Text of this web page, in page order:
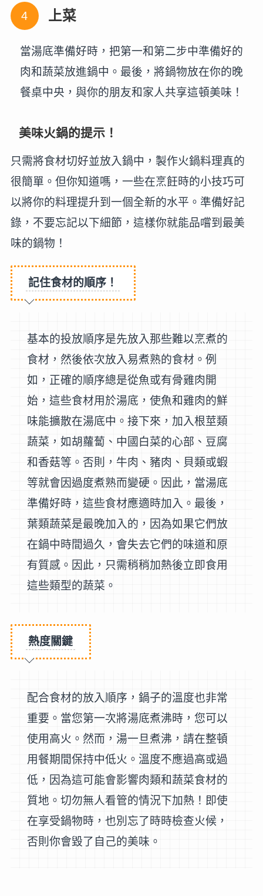
上菜
當湯底準備好時，把第一和第二步中準備好的
肉和蔬菜放進鍋中。最後，將鍋物放在你的晚
餐桌中央，與你的朋友和家人共享這頓美味！
美味火鍋的提示！
只需將食材切好並放入鍋中，製作火鍋料理真的
很簡單。但你知道嗎，一些在烹飪時的小技巧可
以將你的料理提升到一個全新的水平。準備好記
錄，不要忘記以下細節，這樣你就能品嚐到最美
味的鍋物！
記住食材的順序！
基本的投放順序是先放入那些難以烹煮的
食材，然後依次放入易煮熟的食材。例
如，正確的順序總是從魚或有骨雞肉開
始，這些食材用於湯底，使魚和雞肉的鮮
味能擴散在湯底中。接下來，加入根莖類
蔬菜，如胡蘿蔔、中國白菜的心部、豆腐
和香菇等。否則，牛肉、豬肉、貝類或蝦
等就會因過度煮熟而變硬。因此，當湯底
準備好時，這些食材應適時加入。最後，
葉類蔬菜是最晚加入的，因為如果它們放
在鍋中時間過久，會失去它們的味道和原
有質感。因此，只需稍稍加熱後立即食用
這些類型的蔬菜。
熱度關鍵
配合食材的放入順序，鍋子的溫度也非常
重要。當您第一次將湯底煮沸時，您可以
使用高火。然而，湯一旦煮沸，請在整頓
用餐期間保持中低火。溫度不應過高或過
低，因為這可能會影響肉類和蔬菜食材的
質地。切勿無人看管的情況下加熱！即使
在享受鍋物時，也別忘了時時檢查火候，
否則你會毀了自己的美味。